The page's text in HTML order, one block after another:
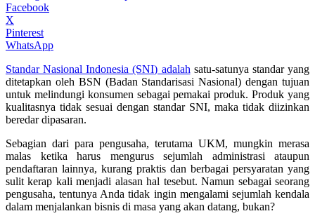
Facebook
X
Pinterest
WhatsApp
Standar Nasional Indonesia (SNI) adalah satu-satunya standar yang
ditetapkan oleh BSN (Badan Standarisasi Nasional) dengan tujuan
untuk melindungi konsumen sebagai pemakai produk. Produk yang
kualitasnya tidak sesuai dengan standar SNI, maka tidak diizinkan
beredar dipasaran.
Sebagian dari para pengusaha, terutama UKM, mungkin merasa
malas ketika harus mengurus sejumlah administrasi ataupun
pendaftaran lainnya, kurang praktis dan berbagai persyaratan yang
sulit kerap kali menjadi alasan hal tesebut. Namun sebagai seorang
pengusaha, tentunya Anda tidak ingin mengalami sejumlah kendala
dalam menjalankan bisnis di masa yang akan datang, bukan?